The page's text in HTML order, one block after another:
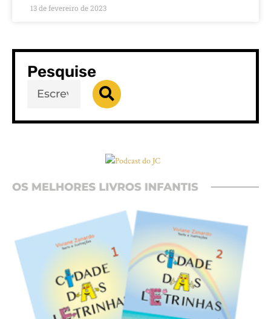
13 de fevereiro de 2023
Pesquise